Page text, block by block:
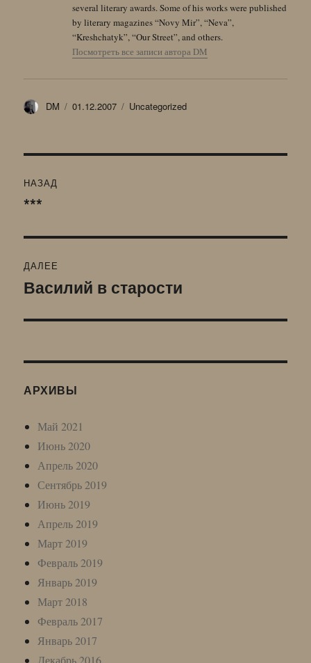
several literary awards. Some of his works were published
by literary magazines “Novy Mir”, “Neva”,
“Kreshchatyk”, “Our Street”, and others.
Посмотреть все записи автора DM
Автор
DM Опубликовано
01.12.2007 Рубрики
Uncategorized
по
НАЗАД
Предыдущая
***
ДАЛЕЕ
Следующая
Василий в старости
АРХИВЫ
Май 2021
Июнь 2020
Апрель 2020
Сентябрь 2019
Июнь 2019
Апрель 2019
Март 2019
Февраль 2019
Январь 2019
Март 2018
Февраль 2017
Январь 2017
Декабрь 2016